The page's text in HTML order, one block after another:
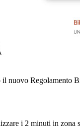
nuovo
i 2 minuti in